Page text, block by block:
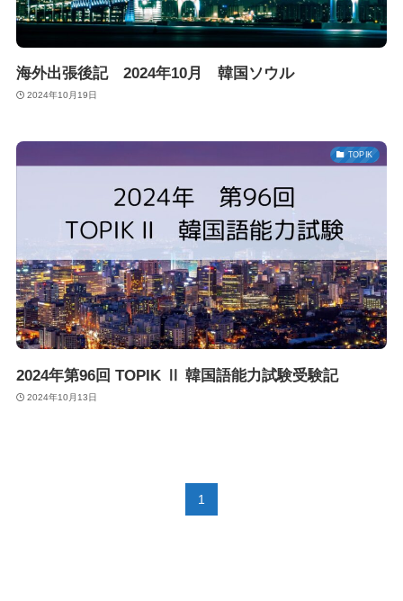
海外出張後記 2024年10月 韓国ソウル
2024年10月19日
TOPIK
2024年第96回 TOPIK Ⅱ 韓国語能力試験受験記
2024年10月13日
1